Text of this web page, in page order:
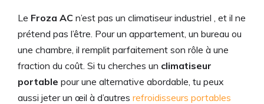
Le Froza AC n’est pas un climatiseur industriel , et il ne
prétend pas l’être. Pour un appartement, un bureau ou
une chambre, il remplit parfaitement son rôle à une
fraction du coût. Si tu cherches un climatiseur
portable pour une alternative abordable, tu peux
aussi jeter un œil à d’autres refroidisseurs portables